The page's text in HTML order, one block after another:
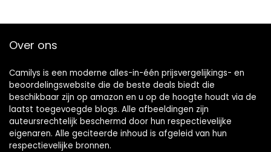
Over ons
Camilys is een moderne alles-in-één prijsvergelijkings- en
beoordelingswebsite die de beste deals biedt die
beschikbaar zijn op amazon en u op de hoogte houdt via de
laatst toegevoegde blogs. Alle afbeeldingen zijn
auteursrechtelijk beschermd door hun respectievelijke
eigenaren. Alle geciteerde inhoud is afgeleid van hun
respectievelijke bronnen.